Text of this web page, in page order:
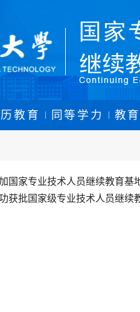
教育 | 同等学力 | 教
国家专业技术人员继续教育基
获批国家级专业技术人员继续